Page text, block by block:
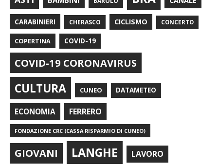
CARABINIERI CHERASCO CICLISMO CONCERTO
COPERTINA COVID-19
COVID-19 CORONAVIRUS
CULTURA CUNEO DATAMETEO
ECONOMIA FERRERO
FONDAZIONE CRC (CASSA RISPARMIO DI CUNEO)
GIOVANI LANGHE LAVORO